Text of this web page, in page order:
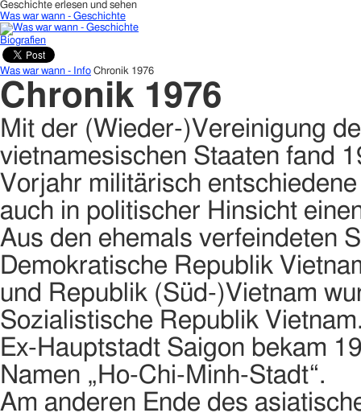
Geschichte erlesen und sehen
Was war wann - Geschichte
Biografien
Was war wann - Info Chronik 1976
Chronik 1976
Mit der (Wieder-)Vereinigung
vietnamesischen Staaten fand
Vorjahr militärisch
auch in politischer Hinsicht
Aus den ehemals verfeindeten
Demokratische Republik
und Republik (Süd-)Vietnam
Sozialistische Republik
Ex-Hauptstadt Saigon bekam
Namen „Ho-Chi-Minh-Stadt“.
Am anderen Ende des